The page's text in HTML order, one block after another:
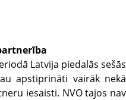
Latvija piedalās sešās
apstiprināti vairāk nekā
iesaisti. NVO tajos nav